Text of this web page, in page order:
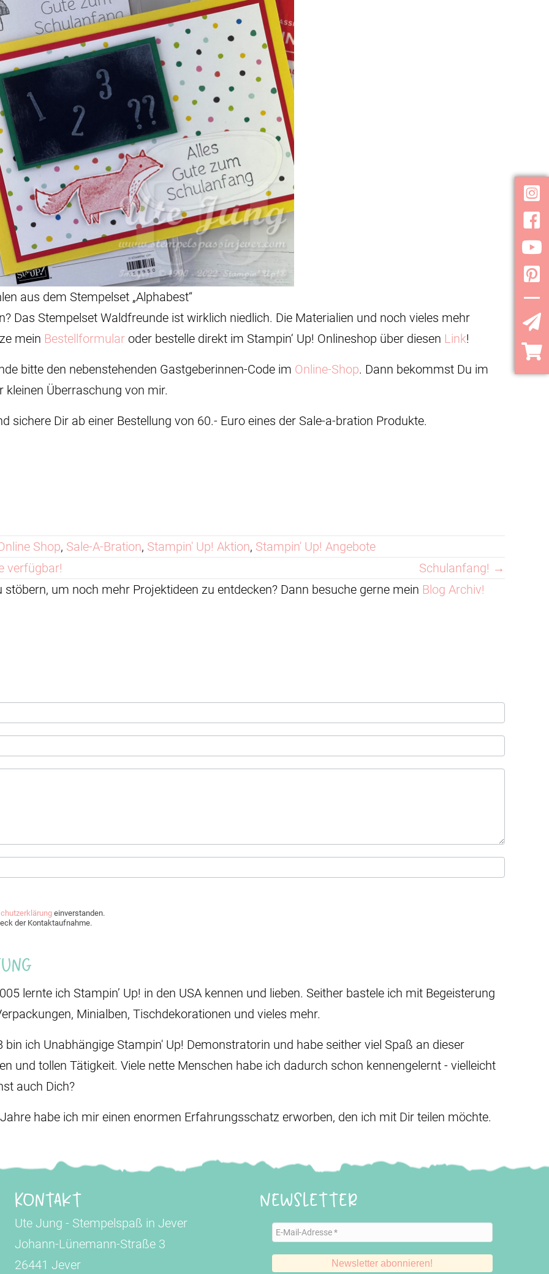
aus dem Stempelset „Alphabest“
Das Stempelset Waldfreunde ist wirklich niedlich. Die Materialien und noch vieles mehr
mein Bestellformular oder bestelle direkt im Stampin‘ Up! Onlineshop über diesen Link!
bitte den nebenstehenden Gastgeberinnen-Code im Online-Shop. Dann bekommst Du im
kleinen Überraschung von mir.
sichere Dir ab einer Bestellung von 60.- Euro eines der Sale-a-bration Produkte.
Shop, Sale-A-Bration, Stampin' Up! Aktion, Stampin' Up! Angebote
verfügbar!
Schulanfang! →
um noch mehr Projektideen zu entdecken? Dann besuche gerne mein Blog Archiv!
einverstanden.
der Kontaktaufnahme.
lernte ich Stampin’ Up! in den USA kennen und lieben. Seither bastele ich mit Begeisterung
Minialben, Tischdekorationen und vieles mehr.
bin ich Unabhängige Stampin' Up! Demonstratorin und habe seither viel Spaß an dieser
und tollen Tätigkeit. Viele nette Menschen habe ich dadurch schon kennengelernt - vielleicht
auch Dich?
habe ich mir einen enormen Erfahrungsschatz erworben, den ich mit Dir teilen möchte.
Kontakt
Ute Jung - Stempelspaß in Jever
Johann-Lünemann-Straße 3
26441 Jever
Newsletter